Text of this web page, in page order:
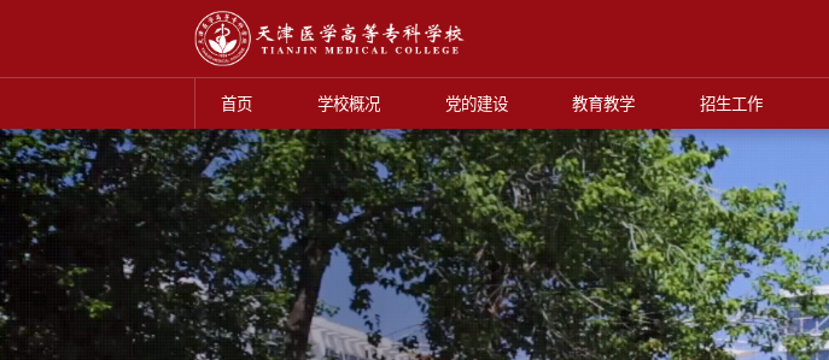
首页 学校概况 党的建设 教育教学 招生工作